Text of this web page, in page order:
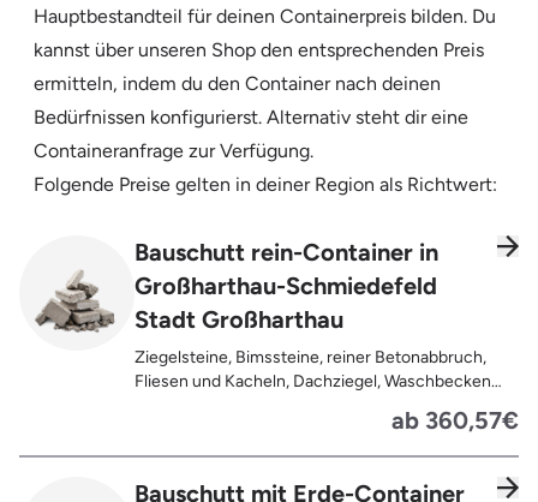
Hauptbestandteil für deinen Containerpreis bilden. Du
kannst über unseren Shop den entsprechenden Preis
ermitteln, indem du den Container nach deinen
Bedürfnissen konfigurierst. Alternativ steht dir eine
Containeranfrage zur Verfügung.
Folgende Preise gelten in deiner Region als Richtwert:
Bauschutt rein-Container in
Großharthau-Schmiedefeld
Stadt Großharthau
Ziegelsteine, Bimssteine, reiner Betonabbruch,
Fliesen und Kacheln, Dachziegel, Waschbecken
Pflastersteine, Kalksand-Mauerwerk, Zement und
Putzreste
ab 360,57€
Bauschutt mit Erde-Container